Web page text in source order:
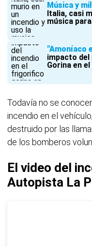
Música y
Italia, casi
música
"Amoníaco
impacto del
Gorina en
Todavía no se
incendio en el
destruido por las
de los bomberos
El video del
Autopista La